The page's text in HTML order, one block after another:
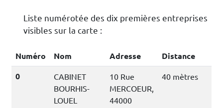
Liste numérotée des dix premières entreprises
visibles sur la carte :
Numéro Nom Adresse
Distance
0
CABINET
BOURHIS-
LOUEL
10 Rue
MERCOEUR,
44000
40 mètres